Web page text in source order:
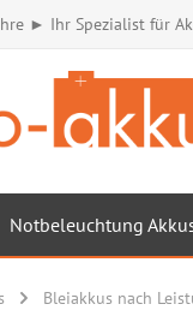
► Ihr Spezialist für
Notbeleuchtung
Bleiakkus nach